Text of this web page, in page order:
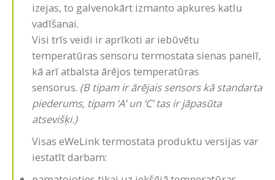
izejas, to galvenokārt izmanto apkures katlu
vadīšanai.
Visi trīs veidi ir aprīkoti ar iebūvētu
temperatūras sensoru termostata sienas panelī,
kā arī atbalsta ārējos temperatūras
sensorus. (B tipam ir ārējais sensors kā standarta
piederums, tipam ‘A’ un ‘C’ tas ir jāpasūta
atsevišķi.)
Visas eWeLink termostata produktu versijas var
iestatīt darbam: